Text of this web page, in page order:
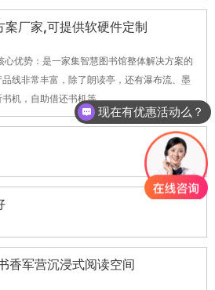
案厂家,可提供软硬件定制
心优势：是一家集智慧图书馆整体解决方案的
线非常丰富，除了朗读亭，还有瀑布流、墨
机，自助借还书机等。
香军营沉浸式阅读空间
现在有优惠活动么？